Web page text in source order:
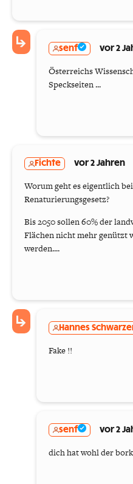
senf vor 2
Österreichs
Speckseiten ...
Fichte vor 2 Jahren
Worum geht es eigentlich
Renaturierungsgesetz?
Bis 2050 sollen 60% der
Flächen nicht mehr genützt
werden....
Hannes
Fake !!
senf vor 2
dich hat wohl der